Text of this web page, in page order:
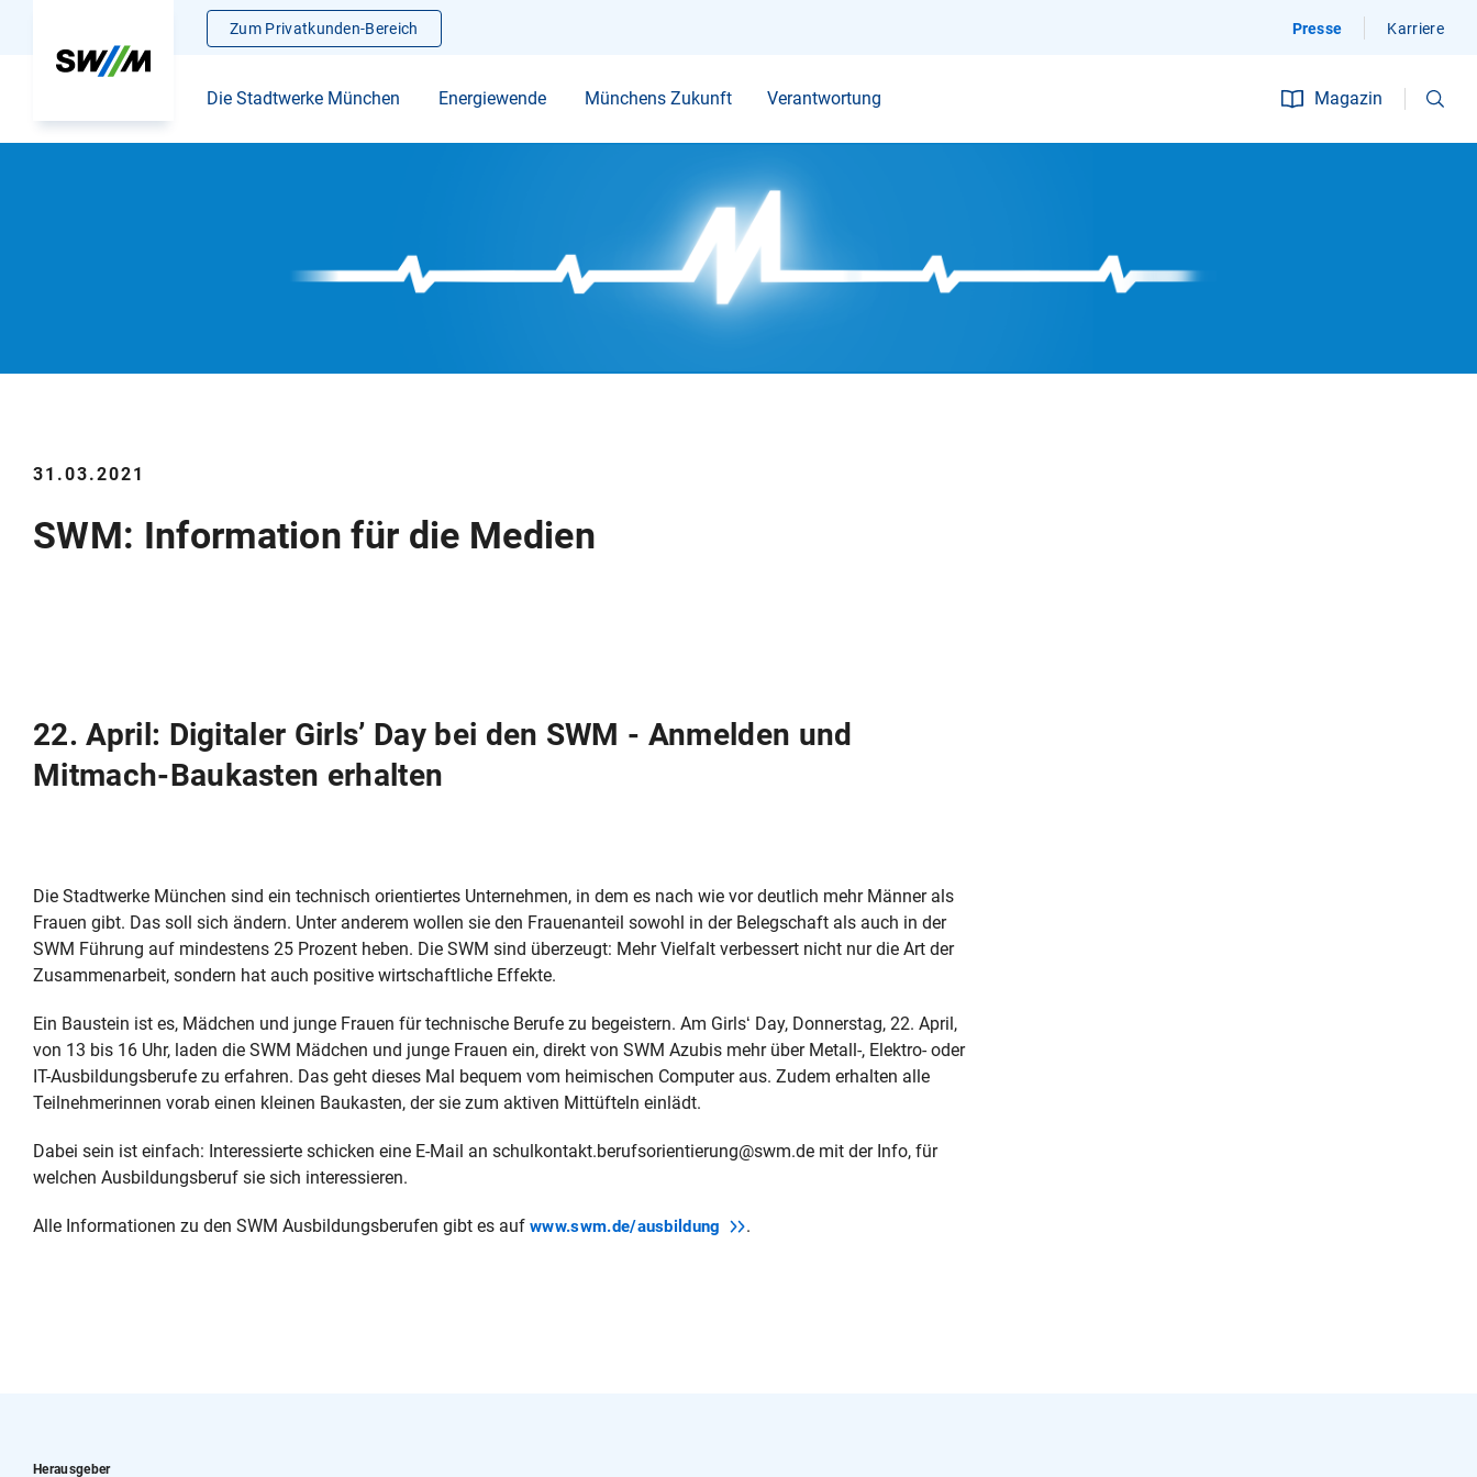
Zum Privatkunden-Bereich Presse Karriere
Die Stadtwerke München Energiewende Münchens Zukunft Verantwortung Magazin
31.03.2021
SWM: Information für die Medien
22. April: Digitaler Girls’ Day bei den SWM - Anmelden und
Mitmach-Baukasten erhalten
Die Stadtwerke München sind ein technisch orientiertes Unternehmen, in dem es nach wie vor deutlich mehr Männer als
Frauen gibt. Das soll sich ändern. Unter anderem wollen sie den Frauenanteil sowohl in der Belegschaft als auch in der
SWM Führung auf mindestens 25 Prozent heben. Die SWM sind überzeugt: Mehr Vielfalt verbessert nicht nur die Art der
Zusammenarbeit, sondern hat auch positive wirtschaftliche Effekte.
Ein Baustein ist es, Mädchen und junge Frauen für technische Berufe zu begeistern. Am Girls‘ Day, Donnerstag, 22. April,
von 13 bis 16 Uhr, laden die SWM Mädchen und junge Frauen ein, direkt von SWM Azubis mehr über Metall-, Elektro- oder
IT-Ausbildungsberufe zu erfahren. Das geht dieses Mal bequem vom heimischen Computer aus. Zudem erhalten alle
Teilnehmerinnen vorab einen kleinen Baukasten, der sie zum aktiven Mittüfteln einlädt.
Dabei sein ist einfach: Interessierte schicken eine E-Mail an schulkontakt.berufsorientierung@swm.de mit der Info, für
welchen Ausbildungsberuf sie sich interessieren.
Alle Informationen zu den SWM Ausbildungsberufen gibt es auf www.swm.de/ausbildung .
Herausgeber